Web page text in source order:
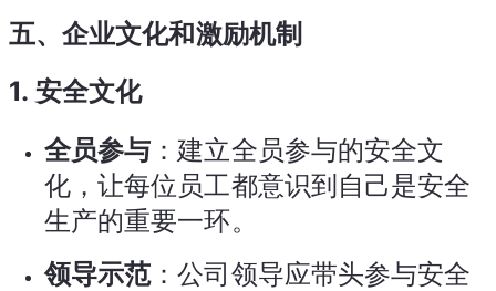
五、企业文化和激励机制
1.安全文化
全员参与 ：建立全员参与的安全文
化，让每位员工都意识到自己是安全
生产的重要一环。
领导示范：公司领导应带头参与安全